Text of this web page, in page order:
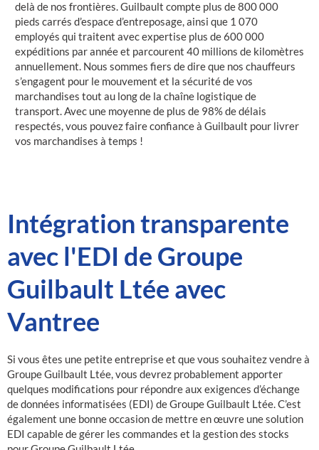
delà de nos frontières. Guilbault compte plus de 800 000
pieds carrés d’espace d’entreposage, ainsi que 1 070
employés qui traitent avec expertise plus de 600 000
expéditions par année et parcourent 40 millions de kilomètres
annuellement. Nous sommes fiers de dire que nos chauffeurs
s’engagent pour le mouvement et la sécurité de vos
marchandises tout au long de la chaîne logistique de
transport. Avec une moyenne de plus de 98% de délais
respectés, vous pouvez faire confiance à Guilbault pour livrer
vos marchandises à temps !
Intégration transparente
avec l'EDI de Groupe
Guilbault Ltée avec
Vantree
Si vous êtes une petite entreprise et que vous souhaitez vendre à
Groupe Guilbault Ltée, vous devrez probablement apporter
quelques modifications pour répondre aux exigences d’échange
de données informatisées (EDI) de Groupe Guilbault Ltée. C’est
également une bonne occasion de mettre en œuvre une solution
EDI capable de gérer les commandes et la gestion des stocks